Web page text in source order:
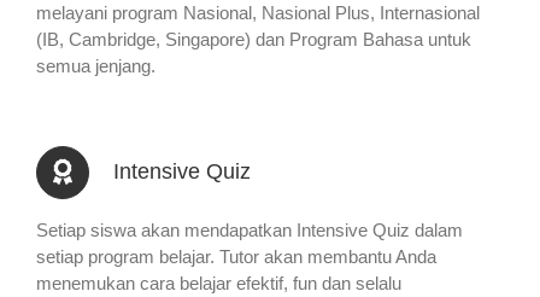
melayani program Nasional, Nasional Plus, Internasional
(IB, Cambridge, Singapore) dan Program Bahasa untuk
semua jenjang.
Intensive Quiz
Setiap siswa akan mendapatkan Intensive Quiz dalam
setiap program belajar. Tutor akan membantu Anda
menemukan cara belajar efektif, fun dan selalu